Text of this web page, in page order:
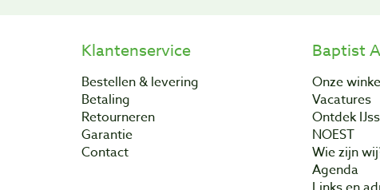
Klantenservice
Bestellen & levering
Betaling
Retourneren
Garantie
Contact
Baptist
Onze
Vacatures
Ontdek
NOEST
Wie zijn
Agenda